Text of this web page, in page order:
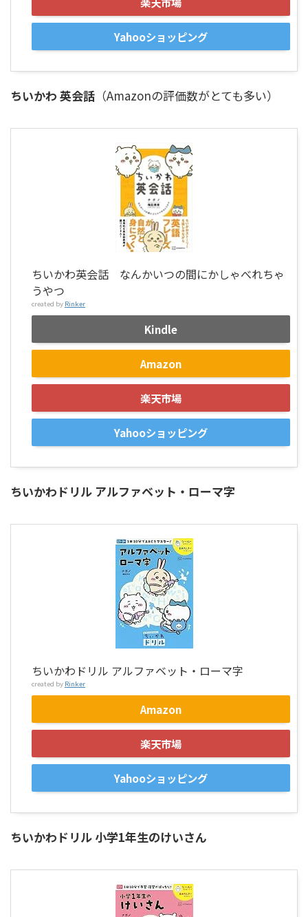
Yahooショッピング
ちいかわ 英会話 （Amazonの評価数がとても多い）
ちいかわ英会話 なんかいつの間にかしゃべれちゃ
うやつ
created by Rinker
Kindle
Amazon
楽天市場
Yahooショッピング
ちいかわドリル アルファベット・ローマ字
ちいかわドリル アルファベット・ローマ字
created by Rinker
Amazon
楽天市場
Yahooショッピング
ちいかわドリル 小学1年生のけいさん